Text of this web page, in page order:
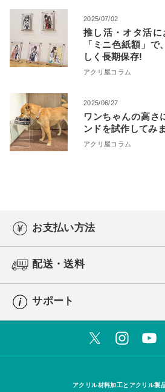
2025/07/02
推し活・オタ活
「ミニ色紙額」
しく長期保存!
アクリ屋コラム
2025/06/27
ワンちゃんの高さ
ンドを試作してみ
アクリ屋コラム
お支払い方法
配送・送料
サポート
アクリル材料加工とアクリル製